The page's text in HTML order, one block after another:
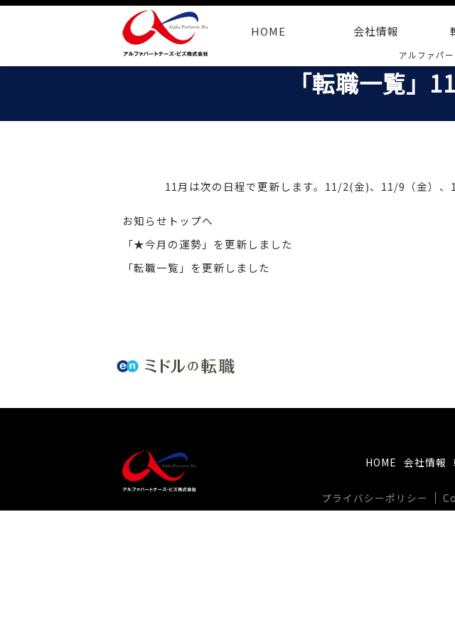
HOME 会社情報
アルファパ
「転職一覧」
11月は次の日程で更新します。11/2(金)、11/9（金）
お知らせトップへ
「★今月の運勢」を更新しました
「転職一覧」を更新しました
HOME 会社情報
プライバシーポリシー